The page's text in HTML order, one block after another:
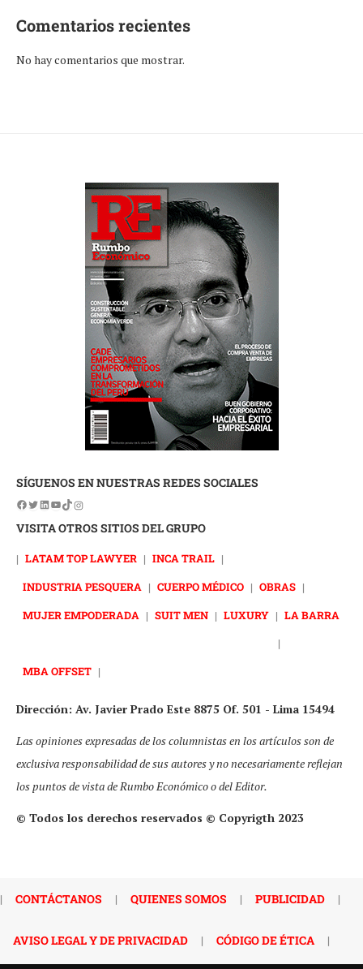
Comentarios recientes
No hay comentarios que mostrar.
SÍGUENOS EN NUESTRAS REDES SOCIALES
VISITA OTROS SITIOS DEL GRUPO
| LATAM TOP LAWYER | INCA TRAIL |
INDUSTRIA PESQUERA | CUERPO MÉDICO | OBRAS |
MUJER EMPODERADA | SUIT MEN | LUXURY | LA BARRA
|
MBA OFFSET |
Dirección: Av. Javier Prado Este 8875 Of. 501 - Lima 15494
Las opiniones expresadas de los columnistas en los artículos son de
exclusiva responsabilidad de sus autores y no necesariamente reflejan
los puntos de vista de Rumbo Económico o del Editor.
© Todos los derechos reservados © Copyrigth 2023
| CONTÁCTANOS | QUIENES SOMOS | PUBLICIDAD |
AVISO LEGAL Y DE PRIVACIDAD | CÓDIGO DE ÉTICA |